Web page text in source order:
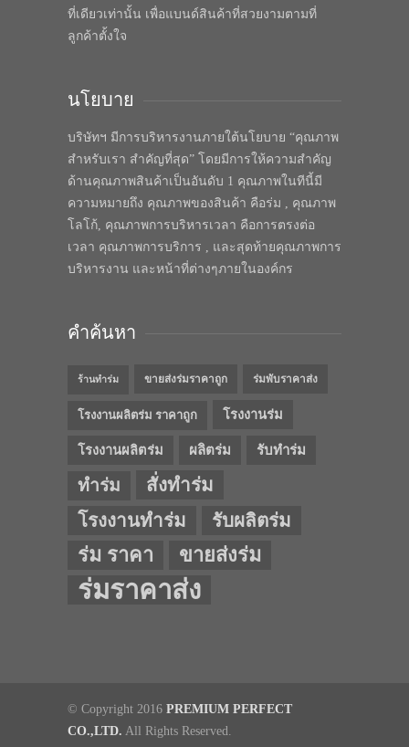
ที่เดียวเท่านั้น เพื่อแบนด์สินค้าที่สวยงามตามที่
ลูกค้าตั้งใจ
นโยบาย
บริษัทฯ มีการบริหารงานภายใต้นโยบาย “คุณภาพ
สำหรับเรา สำคัญที่สุด” โดยมีการให้ความสำคัญ
ด้านคุณภาพสินค้าเป็นอันดับ 1 คุณภาพในทีนี้มี
ความหมายถึง คุณภาพของสินค้า คือร่ม , คุณภาพ
โลโก้, คุณภาพการบริหารเวลา คือการตรงต่อ
เวลา คุณภาพการบริการ , และสุดท้ายคุณภาพการ
บริหารงาน และหน้าที่ต่างๆภายในองค์กร
คำค้นหา
ร้านทำร่ม ขายส่งร่มราคาถูก ร่มพับราคาส่ง
โรงงานผลิตร่ม ราคาถูก โรงงานร่ม
โรงงานผลิตร่ม ผลิตร่ม รับทำร่ม
ทำร่ม
สั่งทำร่ม
โรงงานทำร่ม
รับผลิตร่ม
ร่ม ราคา ขายส่งร่ม
ร่มราคาส่ง
© Copyright 2016 PREMIUM PERFECT
CO.,LTD. All Rights Reserved.